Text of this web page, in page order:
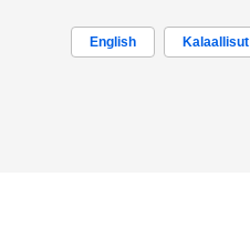
English Kalaallisut